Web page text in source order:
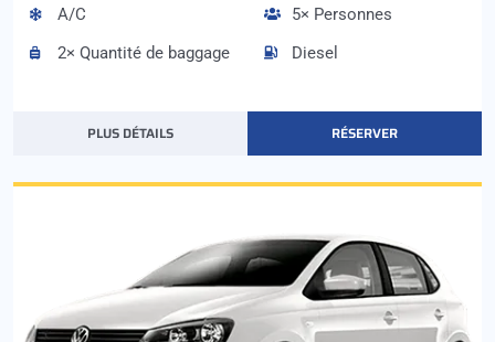
A/C
2× Quantité de baggage
5× Personnes
Diesel
PLUS DÉTAILS RÉSERVER